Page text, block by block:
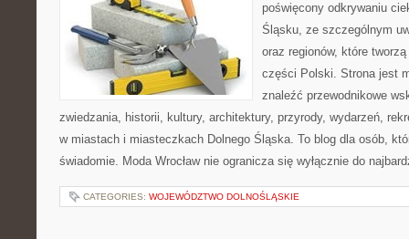
poświęcony odkrywaniu
Śląsku, ze szczególnym
oraz regionów, które
części Polski. Strona jest
znaleźć przewodnikowe
zwiedzania, historii, kultury, architektury, przyrody, wydarzeń,
w miastach i miasteczkach Dolnego Śląska. To blog dla osób,
świadomie. Moda Wrocław nie ogranicza się wyłącznie do
CATEGORIES: WOJEWÓDZTWO DOLNOŚLĄSKIE